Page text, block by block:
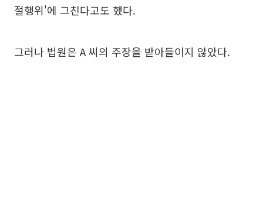
절행위'에 그친다고도 했다.
그러나 법원은 A 씨의 주장을 받아들이지 않았다.